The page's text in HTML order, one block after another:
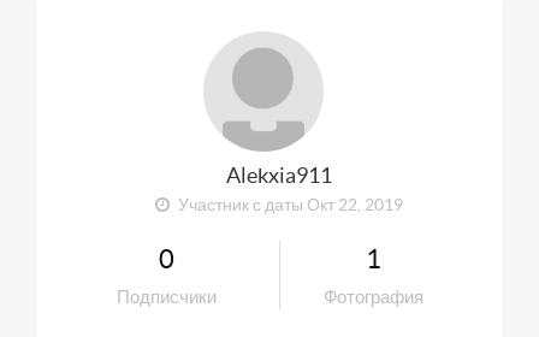
Alekxia911
Участник с даты Окт 22, 2019
0
Подписчики
1
Фотография